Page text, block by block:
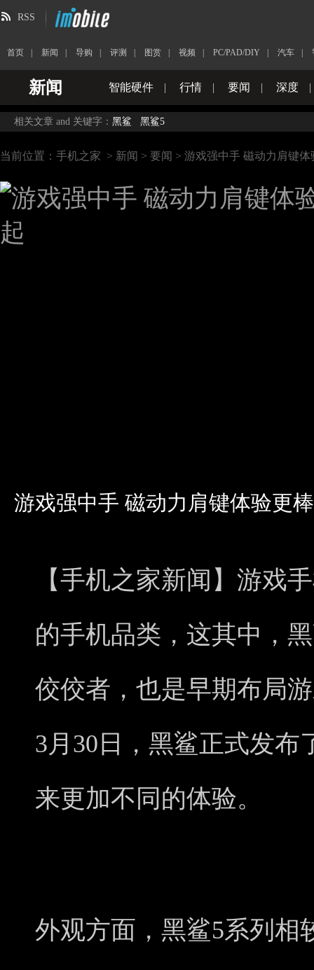
RSS
首页 新闻 导购 评测 图赏 视频 PC/PAD/DIY 汽车
新闻 智能硬件 | 行情 | 要闻 | 深度 |
相关文章 and 关键字： 黑鲨 黑鲨5
当前位置： 手机之家 > 新闻 > 要闻 > 游戏强中手 磁动力肩键
游戏强中手 磁动力肩键体验更
【手机之家新闻】游戏
的手机品类，这其中，
佼佼者，也是早期布局
3月30日，黑鲨正式发布
来更加不同的体验。
外观方面，黑鲨5系列相